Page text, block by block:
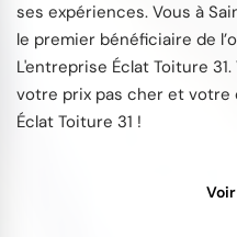
ses expériences. Vous à
le premier bénéficiaire de
L'entreprise Éclat Toiture
votre prix pas cher et votre
Éclat Toiture 31 !